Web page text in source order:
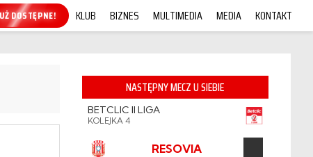
KUP ONLINE! KLUB BIZNES MULTIMEDIA MEDIA KONTAKT
NASTĘPNY MECZ U SIEBIE
BETCLIC II LIGA
KOLEJKA 4
RESOVIA